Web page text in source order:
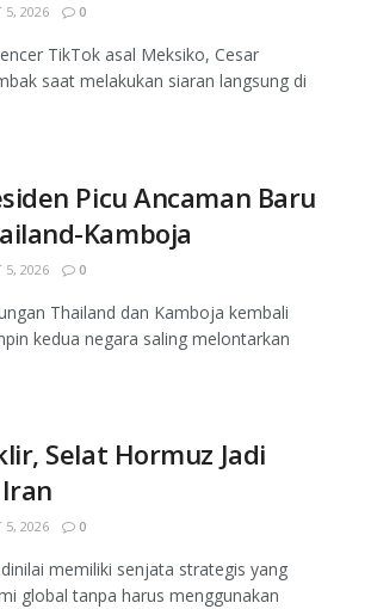
5, 2026 0
TikTok asal Meksiko, Cesar
saat melakukan siaran langsung di
Picu Ancaman Baru
Kamboja
5, 2026 0
Thailand dan Kamboja kembali
kedua negara saling melontarkan
Selat Hormuz Jadi
5, 2026 0
memiliki senjata strategis yang
global tanpa harus menggunakan